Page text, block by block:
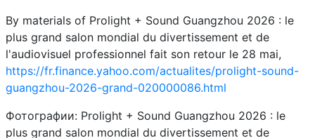
By materials of Prolight + Sound Guangzhou 2026 : le
plus grand salon mondial du divertissement et de
l'audiovisuel professionnel fait son retour le 28 mai,
https://fr.finance.yahoo.com/actualites/prolight-sound-
guangzhou-2026-grand-020000086.html
Фотографии: Prolight + Sound Guangzhou 2026 : le
plus grand salon mondial du divertissement et de